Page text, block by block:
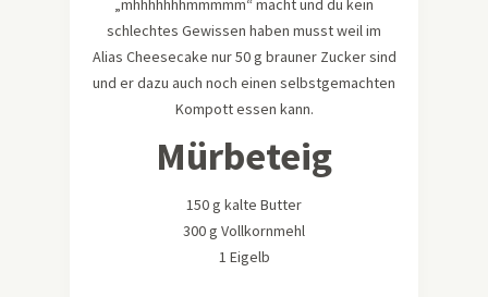
„mhhhhhhhmmmmm“ macht und du kein
schlechtes Gewissen haben musst weil im
Alias Cheesecake nur 50 g brauner Zucker sind
und er dazu auch noch einen selbstgemachten
Kompott essen kann.
Mürbeteig
150 g kalte Butter
300 g Vollkornmehl
1 Eigelb